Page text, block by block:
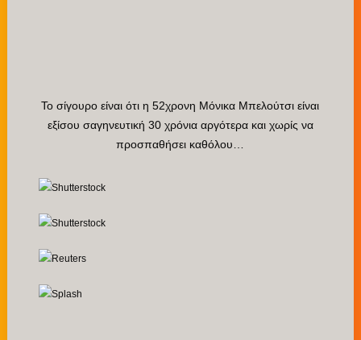
To σίγουρο είναι ότι η 52χρονη Μόνικα Μπελούτσι είναι
εξίσου σαγηνευτική 30 χρόνια αργότερα και χωρίς να
προσπαθήσει καθόλου…